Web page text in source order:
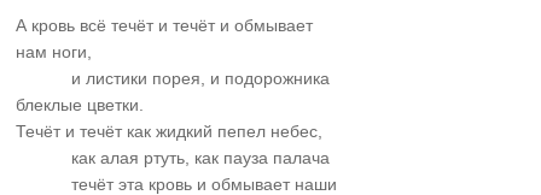
А кровь всё течёт и течёт и обмывает
нам ноги,
и листики порея, и подорожника
блеклые цветки.
Течёт и течёт как жидкий пепел небес,
как алая ртуть, как пауза палача
……….течёт эта кровь и обмывает наши